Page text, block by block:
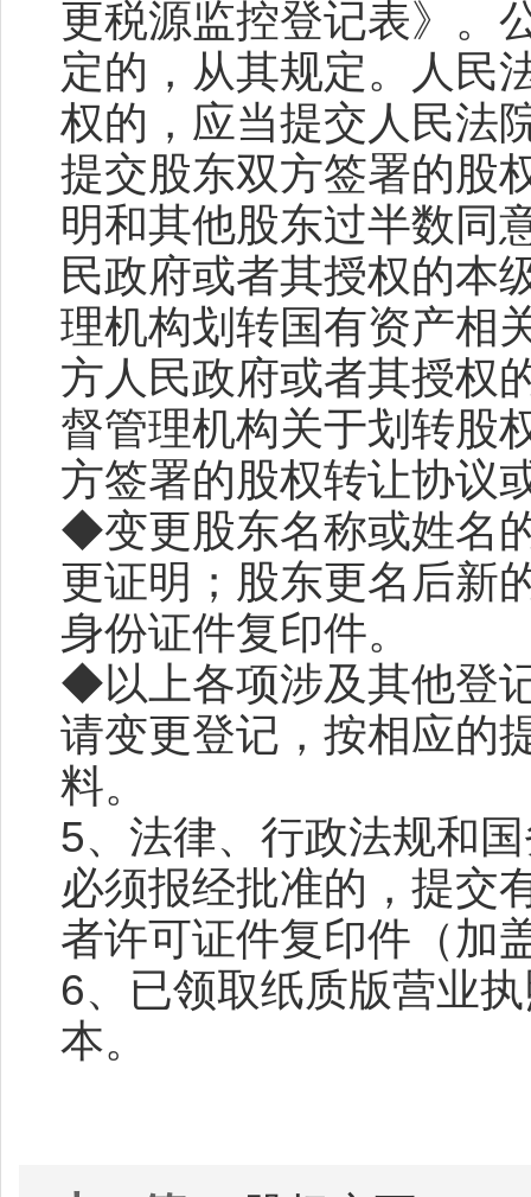
更税源监控登记表》。
定的，从其规定。人民
权的，应当提交人民法
提交股东双方签署的股
明和其他股东过半数同
民政府或者其授权的本
理机构划转国有资产相
方人民政府或者其授权
督管理机构关于划转股
方签署的股权转让协议
◆变更股东名称或姓名
更证明；股东更名后新
身份证件复印件。
◆以上各项涉及其他登
请变更登记，按相应的
料。
5、法律、行政法规和
必须报经批准的，提交
者许可证件复印件（加
6、已领取纸质版营业
本。